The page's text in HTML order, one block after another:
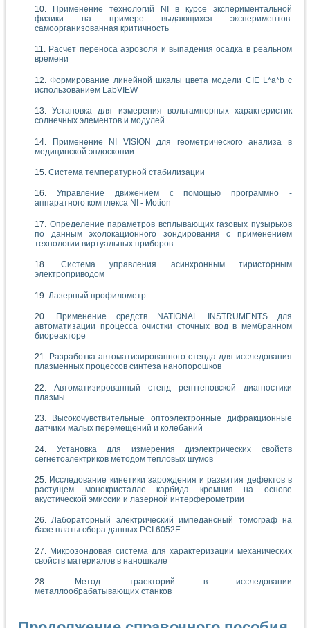
Применение технологий NI в курсе экспериментальной
физики на примере выдающихся экспериментов:
самоорганизованная критичность
Расчет переноса аэрозоля и выпадения осадка в реальном
времени
Формирование линейной шкалы цвета модели CIE L*a*b с
использованием LabVIEW
Установка для измерения вольтамперных характеристик
солнечных элементов и модулей
Применение NI VISION для геометрического анализа в
медицинской эндоскопии
Система температурной стабилизации
Управление движением с помощью программно -
аппаратного комплекса NI - Motion
Определение параметров всплывающих газовых пузырьков
по данным эхолокационного зондирования с применением
технологии виртуальных приборов
Система управления асинхронным тиристорным
электроприводом
Лазерный профилометр
Применение средств NATIONAL INSTRUMENTS для
автоматизации процесса очистки сточных вод в мембранном
биореакторе
Разработка автоматизированного стенда для исследования
плазменных процессов синтеза нанопорошков
Автоматизированный стенд рентгеновской диагностики
плазмы
Высокочувствительные оптоэлектронные дифракционные
датчики малых перемещений и колебаний
Установка для измерения диэлектрических свойств
сегнетоэлектриков методом тепловых шумов
Исследование кинетики зарождения и развития дефектов в
растущем монокристалле карбида кремния на основе
акустической эмиссии и лазерной интерферометрии
Лабораторный электрический импедансный томограф на
базе платы сбора данных PCI 6052E
Микрозондовая система для характеризации механических
свойств материалов в наношкале
Метод траекторий в исследовании
металлообрабатывающих станков